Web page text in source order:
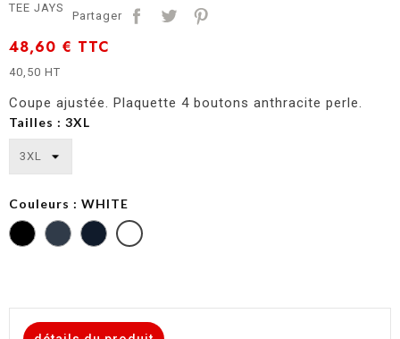
TEE JAYS
Partager
48,60 € TTC
40,50 HT
Coupe ajustée. Plaquette 4 boutons anthracite perle.
Tailles : 3XL
Couleurs : WHITE